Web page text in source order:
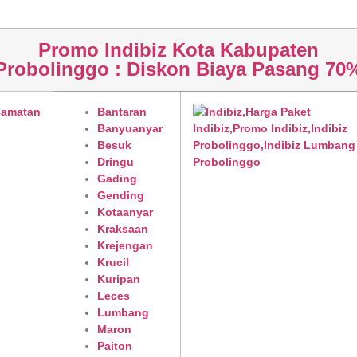
Promo Indibiz Kota Kabupaten
: Diskon Biaya Pasang
Bantaran
Banyuanyar
Besuk
Dringu
Gading
Gending
Kotaanyar
Kraksaan
Krejengan
Krucil
Kuripan
Leces
Lumbang
Maron
Paiton